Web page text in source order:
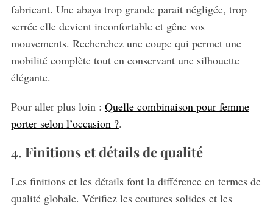
fabricant. Une abaya trop grande parait négligée, trop
serrée elle devient inconfortable et gêne vos
mouvements. Recherchez une coupe qui permet une
mobilité complète tout en conservant une silhouette
élégante.
Pour aller plus loin : Quelle combinaison pour femme
porter selon l’occasion ?.
4. Finitions et détails de qualité
Les finitions et les détails font la différence en termes de
qualité globale. Vérifiez les coutures solides et les